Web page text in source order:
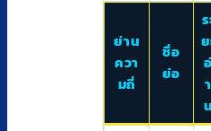
ย่าน
ควา
มถี่
ชื่อ
ย่อ
อ่
า
น